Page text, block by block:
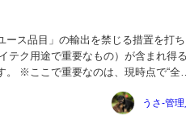
ース品目」の輸出を禁じる措置を打ち
テク用途で重要なもの）が含まれ得る
※ここで重要なのは、現時点で“全面
うさ-管理